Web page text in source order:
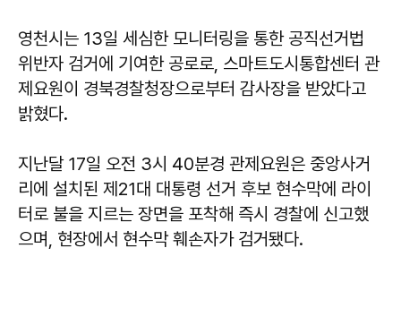
영천시는 13일 세심한 모니터링을 통한 공직선거법
위반자 검거에 기여한 공로로, 스마트도시통합센터 관
제요원이 경북경찰청장으로부터 감사장을 받았다고
밝혔다.
지난달 17일 오전 3시 40분경 관제요원은 중앙사거
리에 설치된 제21대 대통령 선거 후보 현수막에 라이
터로 불을 지르는 장면을 포착해 즉시 경찰에 신고했
으며, 현장에서 현수막 훼손자가 검거됐다.